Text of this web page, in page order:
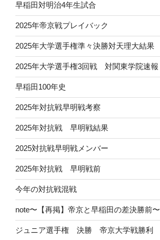
早稲田対明治4年生試合
2025年帝京戦プレイバック
2025年大学選手権準々決勝対天理大結果
2025年大学選手権3回戦 対関東学院速報
早稲田100年史
2025年対抗戦早明戦考察
2025年対抗戦 早明戦結果
2025対抗戦早明戦メンバー
2025年対抗戦 早明戦前
今年の対抗戦混戦
note〜【再掲】帝京と早稲田の差決勝前〜
ジュニア選手権 決勝 帝京大学戦勝利